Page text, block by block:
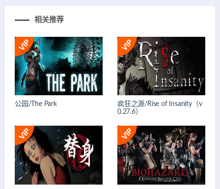
相关推荐
公园/The Park
疯狂之源/Rise of Insanity（v
0.27.6）